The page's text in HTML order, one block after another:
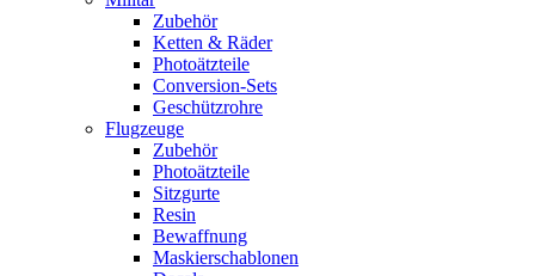
Zubehör
Ketten & Räder
Photoätzteile
Conversion-Sets
Geschützrohre
Flugzeuge
Zubehör
Photoätzteile
Sitzgurte
Resin
Bewaffnung
Maskierschablonen